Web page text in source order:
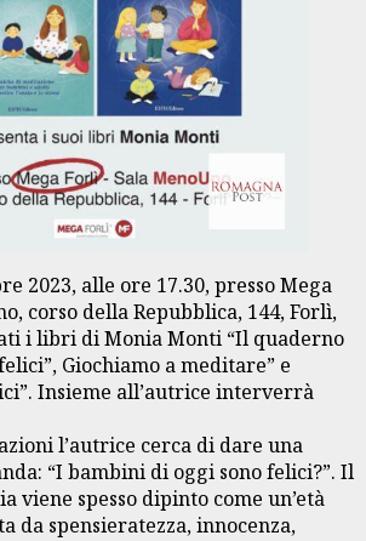
2023, alle ore 17.30, presso Mega
corso della Repubblica, 144, Forlì,
i libri di Monia Monti “Il quaderno
Giochiamo a meditare” e
Insieme all’autrice interverrà
l’autrice cerca di dare una
“I bambini di oggi sono felici?”. Il
viene spesso dipinto come un’età
da spensieratezza, innocenza,